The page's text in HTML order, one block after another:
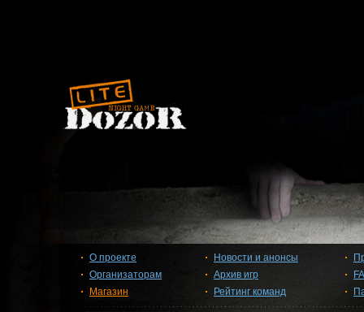
О проекте
Организаторам
Магазин
Новости и анонсы
Архив игр
Рейтинг команд